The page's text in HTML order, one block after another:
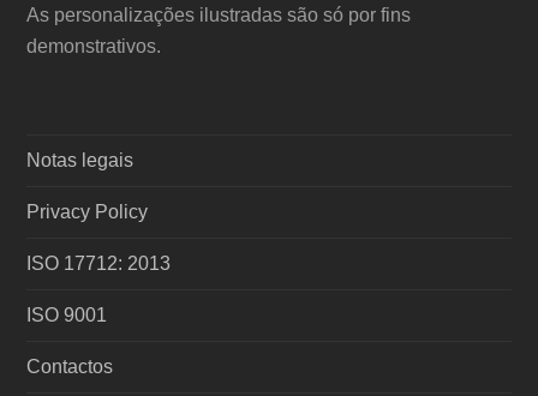
As personalizações ilustradas são só por fins
demonstrativos.
Notas legais
Privacy Policy
ISO 17712: 2013
ISO 9001
Contactos